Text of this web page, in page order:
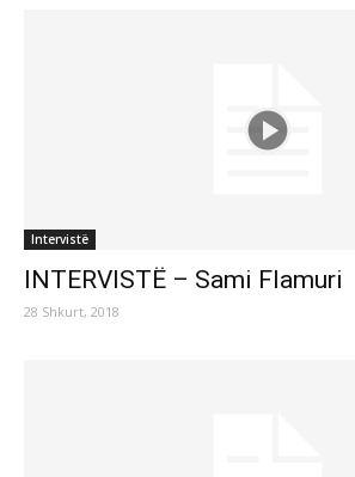
Intervistë
INTERVISTË – Sami Flamuri
28 Shkurt, 2018